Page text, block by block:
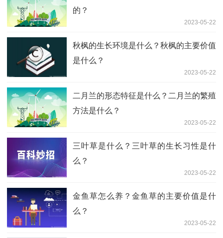
的？
2023-05-22
秋枫的生长环境是什么？秋枫的主要价值
是什么？
2023-05-22
二月兰的形态特征是什么？二月兰的繁殖
方法是什么？
2023-05-22
三叶草是什么？三叶草的生长习性是什
么？
2023-05-22
金鱼草怎么养？金鱼草的主要价值是什
么？
2023-05-22